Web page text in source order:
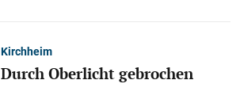
Kirchheim
Durch Oberlicht gebrochen